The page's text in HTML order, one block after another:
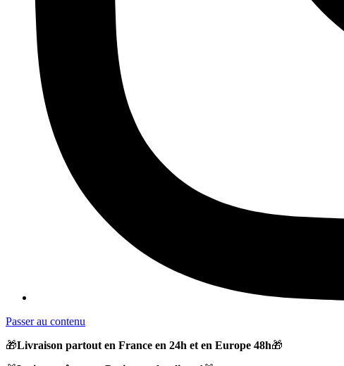
Passer au contenu
🎁Livraison partout en France en 24h et en Europe 48h🎁